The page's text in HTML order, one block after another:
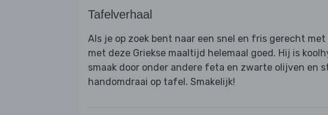
Tafelverhaal
Als je op zoek bent naar een snel en fris gerecht
met deze Griekse maaltijd helemaal goed. Hij is
smaak door onder andere feta en zwarte olijven en
handomdraai op tafel. Smakelijk!